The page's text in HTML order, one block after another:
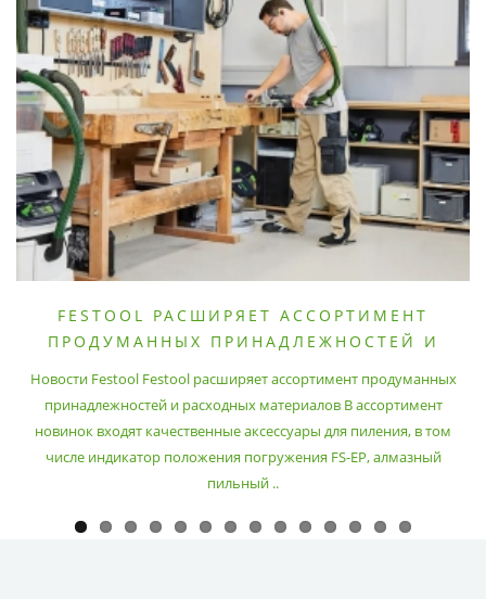
FESTOOL РАСШИРЯЕТ АССОРТИМЕНТ
ПРОДУМАННЫХ ПРИНАДЛЕЖНОСТЕЙ И
Новости Festool Festool расширяет ассортимент продуманных
принадлежностей и расходных материалов В ассортимент
новинок входят качественные аксессуары для пиления, в том
числе индикатор положения погружения FS-EP, алмазный
пильный ..